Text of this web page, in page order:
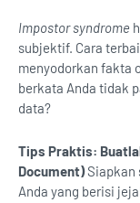
Impostor syndrome
subjektif. Cara
menyodorkan fakta
berkata Anda tidak
data?
Tips Praktis:
Document)Siapkan
Anda yang berisi